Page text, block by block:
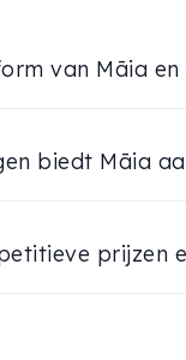
van Māia
biedt Māia
prijzen